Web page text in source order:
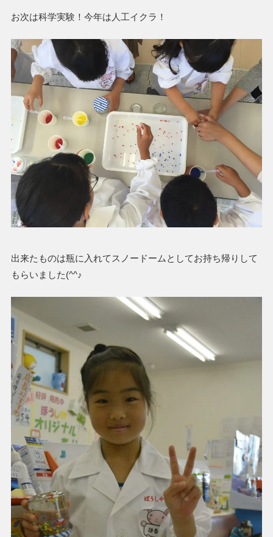
お次は科学実験！今年は人工イクラ！
出来たものは瓶に入れてスノードームとしてお持ち帰りして
もらいました(^^♪